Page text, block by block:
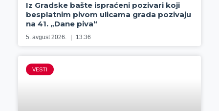
Iz Gradske bašte ispraćeni pozivari koji
besplatnim pivom ulicama grada pozivaju
na 41. „Dane piva“
5. avgust 2026. 13:36
VESTI